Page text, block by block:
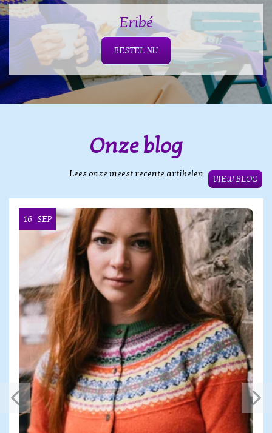
Eribé
BESTEL NU
Onze blog
Lees onze meest recente artikelen
VIEW BLOG
16 SEP